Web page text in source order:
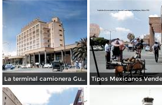
La terminal camionera Guadalajara, Jalisco 1961